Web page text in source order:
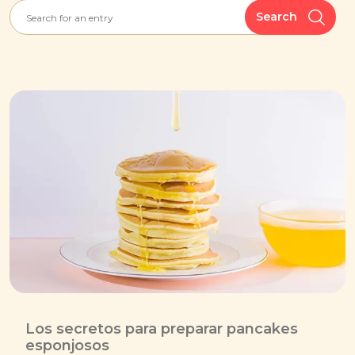
Search
Los secretos para preparar pancakes
esponjosos